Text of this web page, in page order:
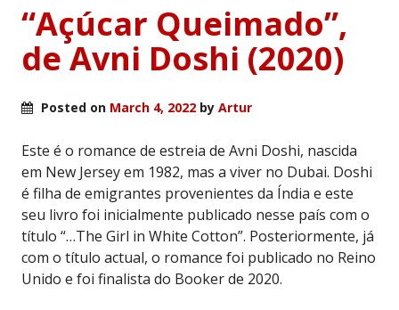
“Açúcar Queimado”,
de Avni Doshi (2020)
Posted on March 4, 2022 by Artur
Este é o romance de estreia de Avni Doshi, nascida
em New Jersey em 1982, mas a viver no Dubai. Doshi
é filha de emigrantes provenientes da Índia e este
seu livro foi inicialmente publicado nesse país com o
título “…The Girl in White Cotton”. Posteriormente, já
com o título actual, o romance foi publicado no Reino
Unido e foi finalista do Booker de 2020.